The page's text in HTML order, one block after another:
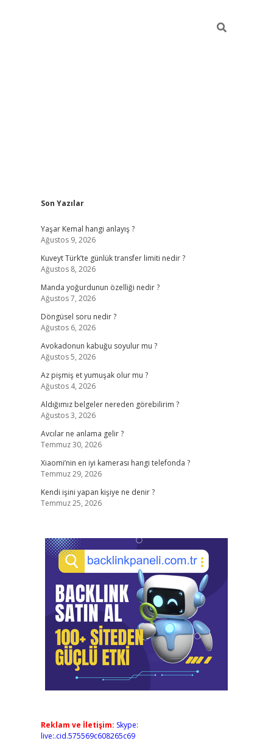
Sidebar
Son Yazılar
Yaşar Kemal hangi anlayış ?
Ağustos 9, 2026
Kuveyt Türk’te günlük transfer limiti nedir ?
Ağustos 8, 2026
Manda yoğurdunun özelliği nedir ?
Ağustos 7, 2026
Döngüsel soru nedir ?
Ağustos 6, 2026
Avokadonun kabuğu soyulur mu ?
Ağustos 5, 2026
Az pişmiş et yumuşak olur mu ?
Ağustos 4, 2026
Aldığımız belgeler nereden görebilirim ?
Ağustos 3, 2026
Avcılar ne anlama gelir ?
Temmuz 30, 2026
Xiaomi’nin en iyi kamerası hangi telefonda ?
Temmuz 29, 2026
Kendi işini yapan kişiye ne denir ?
Temmuz 25, 2026
Reklam ve İletişim: Skype:
live:.cid.575569c608265c69